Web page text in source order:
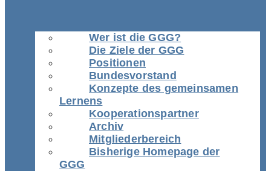
Wer ist die GGG?
Die Ziele der GGG
Positionen
Bundesvorstand
Konzepte des gemeinsamen
Lernens
Kooperationspartner
Archiv
Mitgliederbereich
Bisherige Homepage der
GGG